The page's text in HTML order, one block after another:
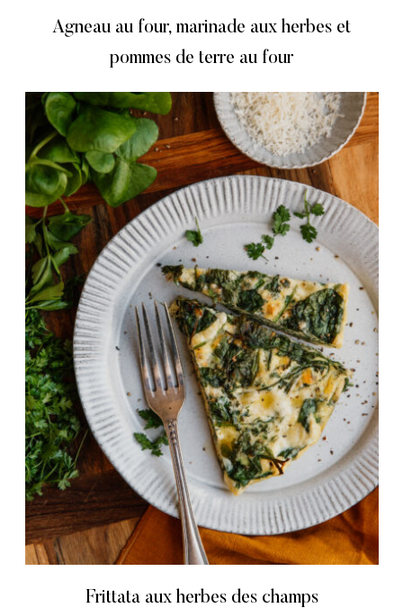
Agneau au four, marinade aux herbes et
pommes de terre au four
Frittata aux herbes des champs